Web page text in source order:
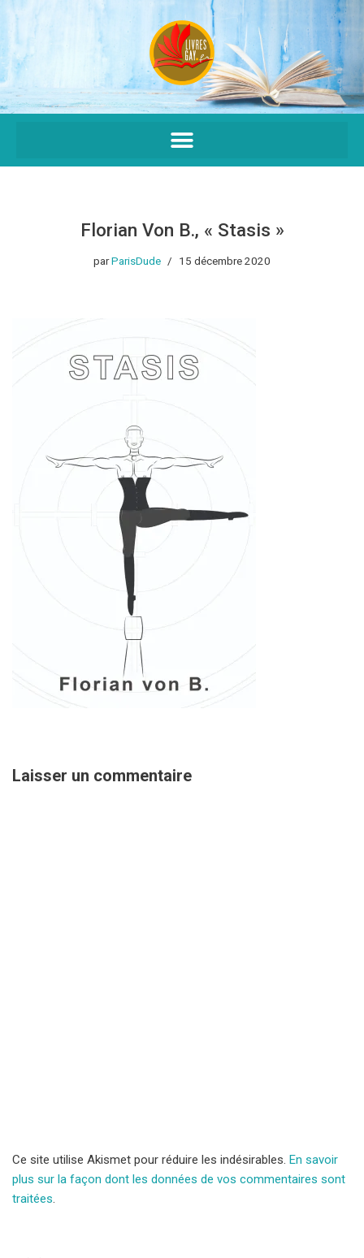
Aller
au
contenu
Florian Von B., « Stasis »
parParisDude 15 décembre 2020
Laisser un commentaire
Ce site utilise Akismet pour réduire les indésirables. En savoir
plus sur la façon dont les données de vos commentaires sont
traitées.